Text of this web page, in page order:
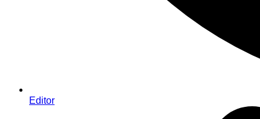
Editor